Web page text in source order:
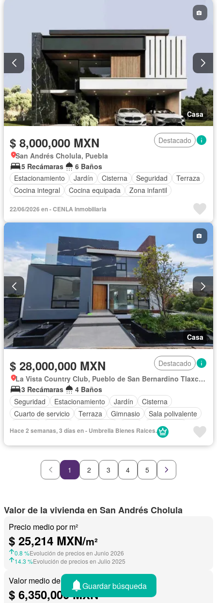
Casa
$ 8,000,000 MXN
Destacado
San Andrés Cholula, Puebla
5 Recámaras
6 Baños
Estacionamiento
Jardín Cisterna Seguridad
Terraza
Cocina integral
Cocina equipada
Zona infantil
Recámara con closet
Caseta de vigilancia Sin amueblar
22/06/2026 en - CENLA Inmobiliaria
Casa
$ 28,000,000 MXN
Destacado
La Vista Country Club, Pueblo de San Bernardino Tlaxcalancingo
3 Recámaras
4 Baños
Seguridad
Estacionamiento Jardín
Cisterna
Cuarto de servicio
Terraza Gimnasio
Sala polivalente
Gas natural
Caseta de vigilancia
Wifi
Sin amueblar
Hace 2 semanas, 3 días en - Umbrella Bienes Raices.
1 2 3 4 5
Valor de la vivienda en San Andrés Cholula
Precio medio por m²
$ 25,214 MXN/m²
0.8 %Evolución de precios en Junio 2026
14.3 %Evolución de precios en Julio 2025
Valor medio de una vivienda
$ 6,350,000 MXN
Guardar búsqueda